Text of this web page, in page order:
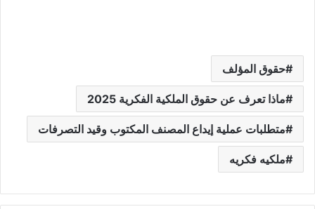
حقوق المؤلف
ماذا تعرف عن حقوق الملكية الفكرية 2025
متطلبات عملية إيداع المصنف المكتوب وقيد التصرفات
ملكيه فكريه